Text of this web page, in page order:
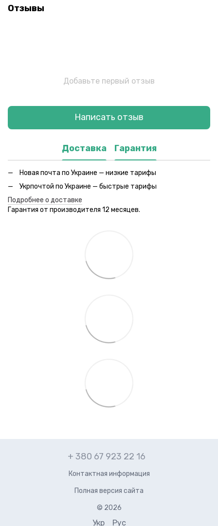
Отзывы
Добавьте первый отзыв
Написать отзыв
Доставка Гарантия
Новая почта по Украине — низкие тарифы
Укрпочтой по Украине — быстрые тарифы
Подробнее о доставке
Гарантия от производителя 12 месяцев.
+ 380 67 923 22 16
Контактная информация
Полная версия сайта
© 2026
Укр Рус